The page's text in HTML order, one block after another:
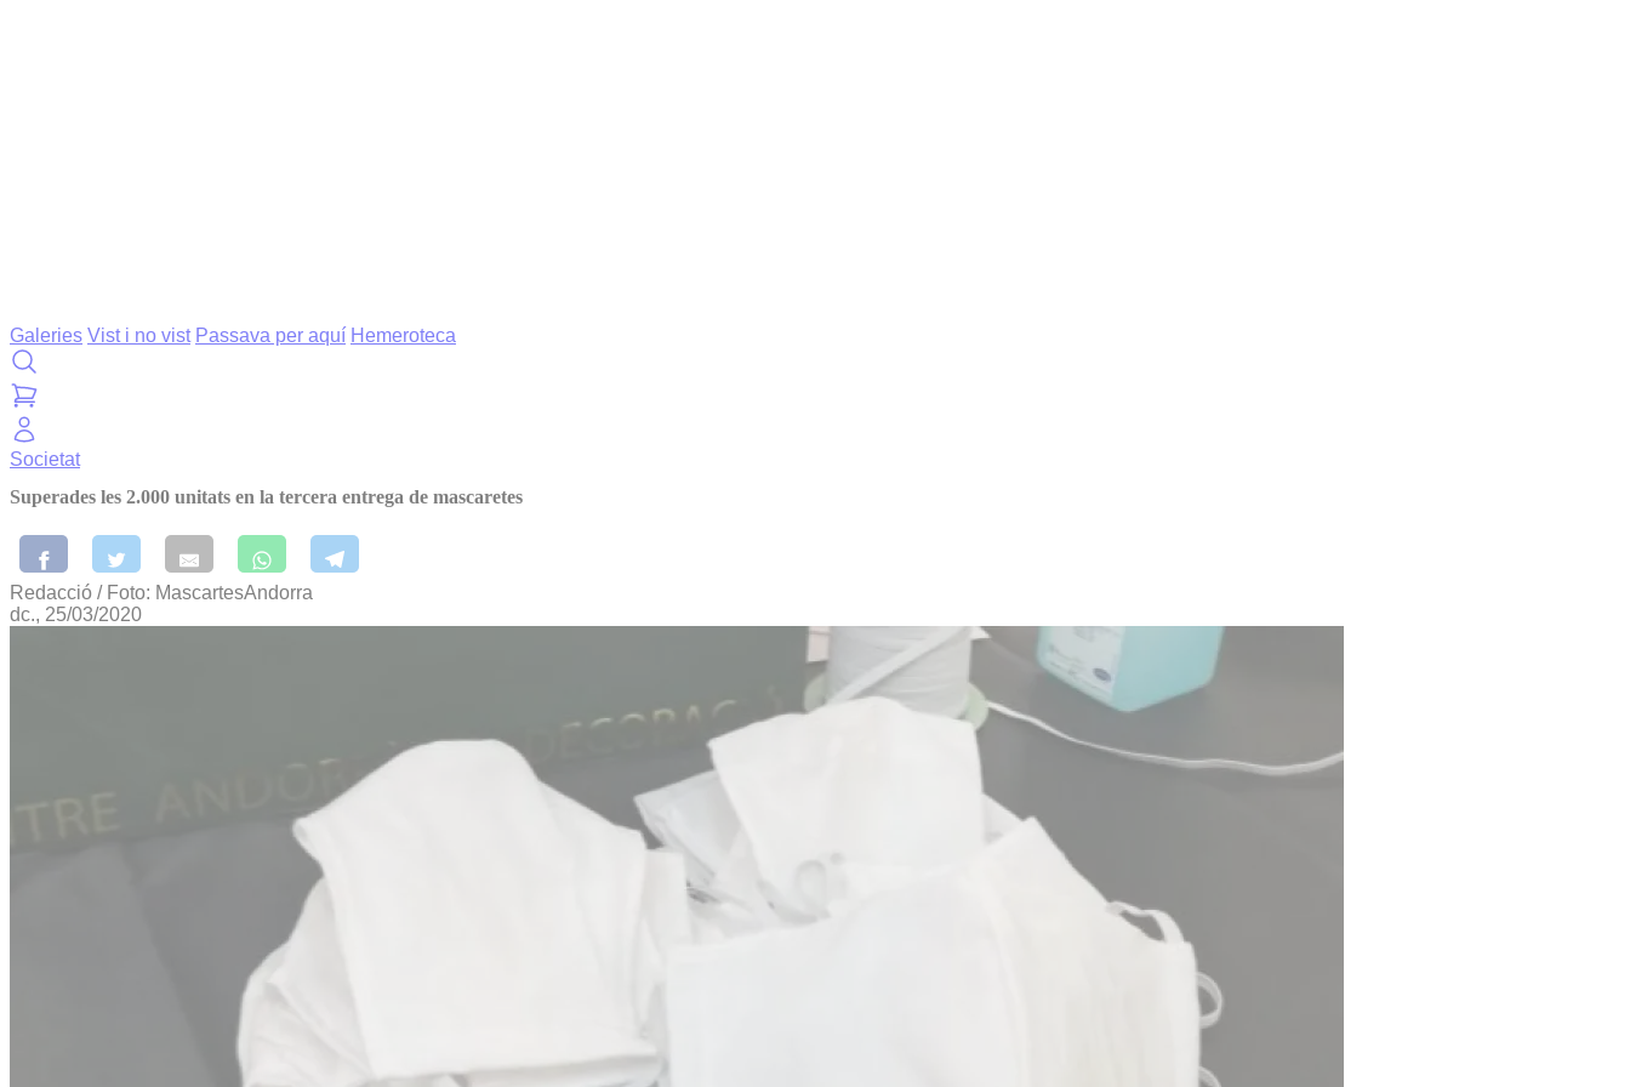
Galeries Vist i no vist Passava per aquí Hemeroteca
Societat
Superades les 2.000 unitats en la tercera entrega de mascaretes
Redacció / Foto: MascartesAndorra
dc., 25/03/2020